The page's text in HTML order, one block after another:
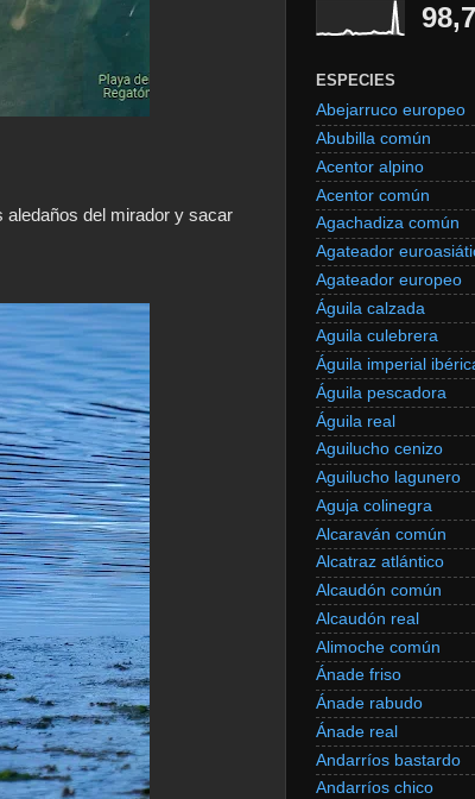
aledaños del mirador y sacar
ESPECIES
Abejarruco europeo
Abubilla común
Acentor alpino
Acentor común
Agachadiza común
Agateador
Agateador europeo
Águila calzada
Aguila culebrera
Águila imperial
Águila pescadora
Águila real
Aguilucho cenizo
Aguilucho lagunero
Aguja colinegra
Alcaraván común
Alcatraz atlántico
Alcaudón común
Alcaudón real
Alimoche común
Ánade friso
Ánade rabudo
Ánade real
Andarríos bastardo
Andarríos chico